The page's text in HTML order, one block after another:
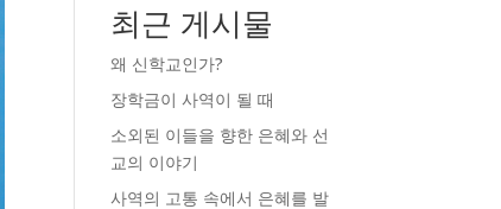
최근 게시물
왜 신학교인가?
장학금이 사역이 될 때
소외된 이들을 향한 은혜와 선
교의 이야기
사역의 고통 속에서 은혜를 발